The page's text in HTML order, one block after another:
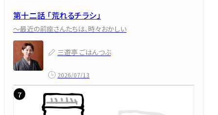
第十二話 「荒れるチラシ」
～最近の前座さんたちは、時々おかしい
三遊亭 ごはんつぶ
2026/07/13